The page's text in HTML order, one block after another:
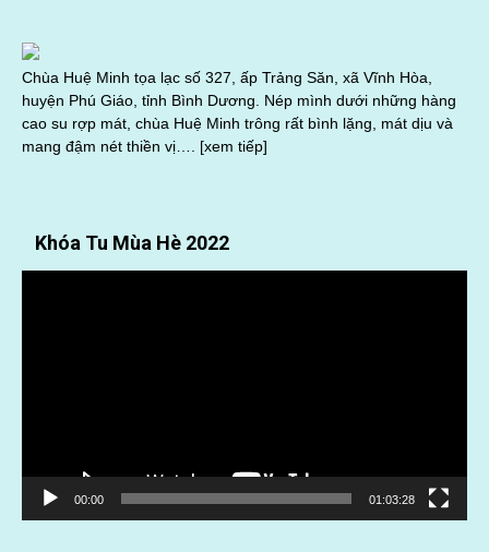
Chùa Huệ Minh tọa lạc số 327, ấp Trảng Săn, xã Vĩnh Hòa,
huyện Phú Giáo, tỉnh Bình Dương. Nép mình dưới những hàng
cao su rợp mát, chùa Huệ Minh trông rất bình lặng, mát dịu và
mang đậm nét thiền vị…. [xem tiếp]
Khóa Tu Mùa Hè 2022
00:00 01:03:28